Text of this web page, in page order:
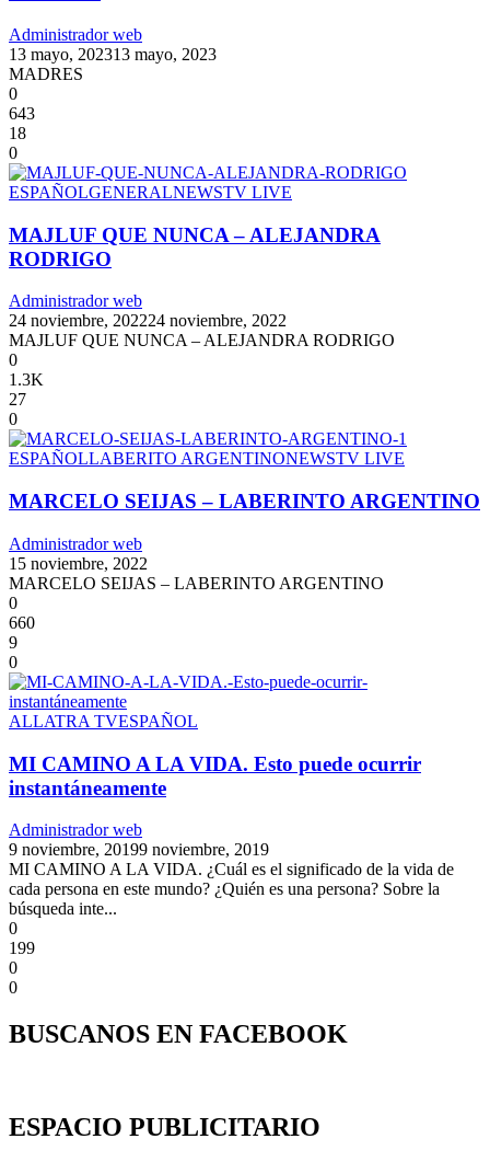
Administrador web
13 mayo, 202313 mayo, 2023
MADRES
0
643
18
0
ESPAÑOLGENERALNEWSTV LIVE
MAJLUF QUE NUNCA – ALEJANDRA
RODRIGO
Administrador web
24 noviembre, 202224 noviembre, 2022
MAJLUF QUE NUNCA – ALEJANDRA RODRIGO
0
1.3K
27
0
ESPAÑOLLABERITO ARGENTINONEWSTV LIVE
MARCELO SEIJAS – LABERINTO ARGENTINO
Administrador web
15 noviembre, 2022
MARCELO SEIJAS – LABERINTO ARGENTINO
0
660
9
0
ALLATRA TVESPAÑOL
MI CAMINO A LA VIDA. Esto puede ocurrir
instantáneamente
Administrador web
9 noviembre, 20199 noviembre, 2019
MI CAMINO A LA VIDA. ¿Cuál es el significado de la vida de
cada persona en este mundo? ¿Quién es una persona? Sobre la
búsqueda inte...
0
199
0
0
BUSCANOS EN FACEBOOK
ESPACIO PUBLICITARIO